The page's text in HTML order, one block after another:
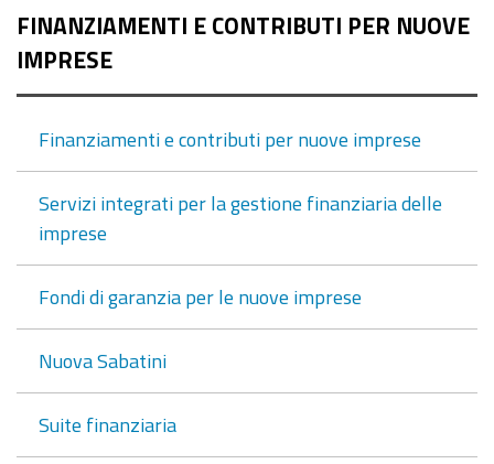
FINANZIAMENTI E CONTRIBUTI PER NUOVE
IMPRESE
Finanziamenti e contributi per nuove imprese
Servizi integrati per la gestione finanziaria delle
imprese
Fondi di garanzia per le nuove imprese
Nuova Sabatini
Suite finanziaria